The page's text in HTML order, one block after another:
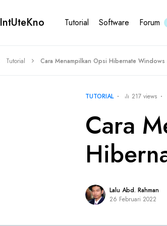
IntUteKno Tutorial Software Forum
Tutorial Cara Menampilkan Opsi Hibernate Windows
TUTORIAL 217 views
Cara
Lalu Abd. Rahman
26 Februari 2022